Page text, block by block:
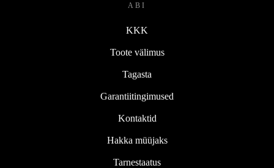
ABI
KKK
Toote välimus
Tagasta
Garantiitingimused
Kontaktid
Hakka müüjaks
Tarnestaatus